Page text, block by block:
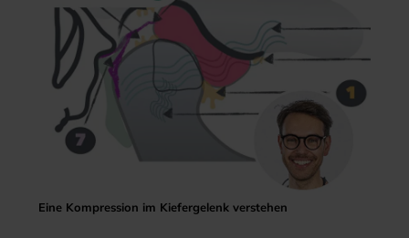
Eine Kompression im Kiefergelenk verstehen